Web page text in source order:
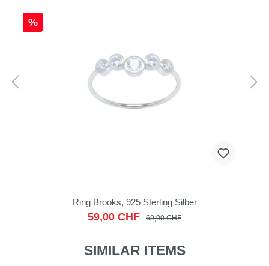
%
Ring Brooks, 925 Sterling Silber
59,00 CHF 69,00 CHF
SIMILAR ITEMS